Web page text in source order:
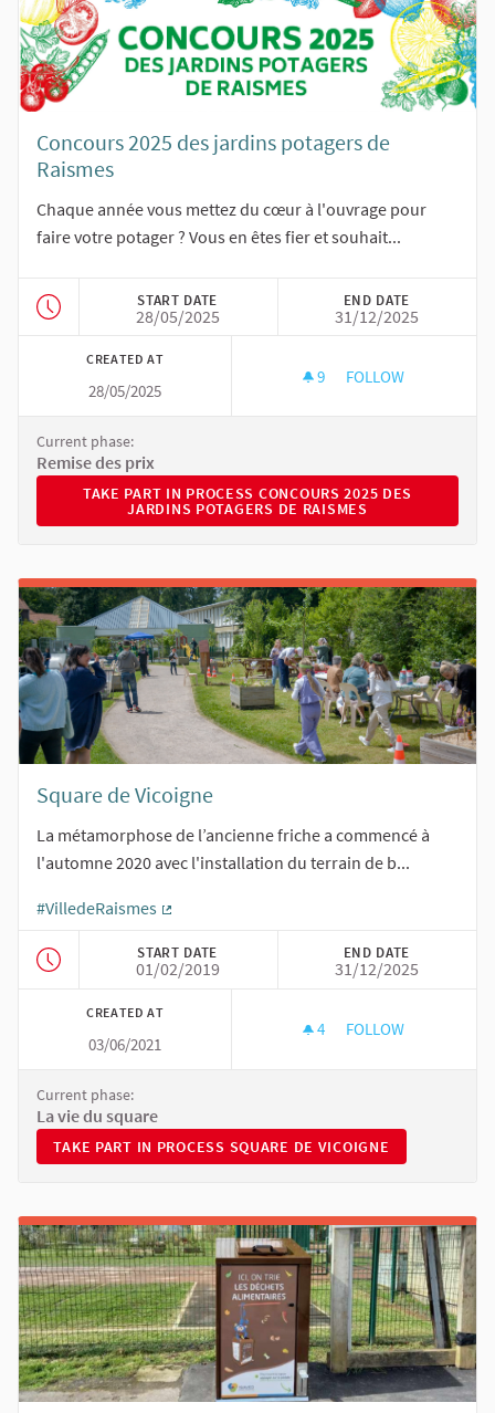
Concours 2025 des jardins potagers de
Raismes
Chaque année vous mettez du cœur à l'ouvrage pour
faire votre potager ? Vous en êtes fier et souhait...
START DATE
28/05/2025
END DATE
31/12/2025
CREATED AT
28/05/2025
9 9 FOLLOWERS
FOLLOW
Current phase:
Remise des prix
TAKE PART IN PROCESS CONCOURS 2025 DES JARDINS
TAKE PART IN PROCESS CONCOURS 2025 DES
JARDINS POTAGERS DE RAISMES
Square de Vicoigne
La métamorphose de l’ancienne friche a commencé à
l'automne 2020 avec l'installation du terrain de b...
#VilledeRaismes
START DATE
01/02/2019
END DATE
31/12/2025
CREATED AT
03/06/2021
4 4 FOLLOWERS
FOLLOW
Current phase:
La vie du square
TAKE PART IN PROCESS SQUARE DE VICOIGNE
TAKE PART IN PROCESS SQUARE DE VICOIGNE